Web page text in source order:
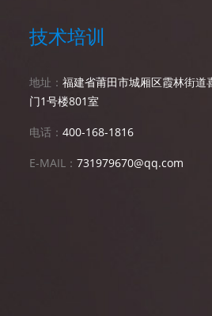
技术培训
地址： 福建省莆田市城厢区霞林街道
门1号楼801室
电话： 400-168-1816
E-MAIL： 731979670@qq.com